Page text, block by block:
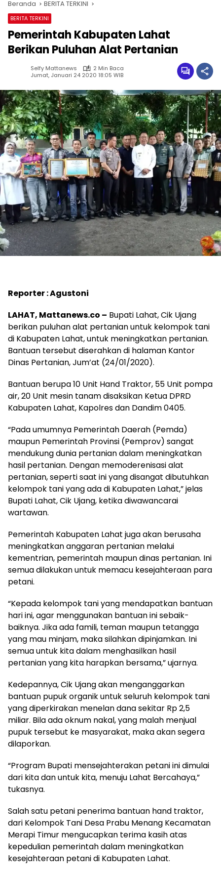
Beranda BERITA TERKINI
BERITA TERKINI
Pemerintah Kabupaten Lahat
Berikan Puluhan Alat Pertanian
Selfy Mattanews
2 Min Baca
Jumat, Januari 24 2020 18:05 WIB
Reporter : Agustoni
LAHAT, Mattanews.co – Bupati Lahat, Cik Ujang
berikan puluhan alat pertanian untuk kelompok tani
di Kabupaten Lahat, untuk meningkatkan pertanian.
Bantuan tersebut diserahkan di halaman Kantor
Dinas Pertanian, Jum’at (24/01/2020).
Bantuan berupa 10 Unit Hand Traktor, 55 Unit pompa
air, 20 Unit mesin tanam disaksikan Ketua DPRD
Kabupaten Lahat, Kapolres dan Dandim 0405.
“Pada umumnya Pemerintah Daerah (Pemda)
maupun Pemerintah Provinsi (Pemprov) sangat
mendukung dunia pertanian dalam meningkatkan
hasil pertanian. Dengan memoderenisasi alat
pertanian, seperti saat ini yang disangat dibutuhkan
kelompok tani yang ada di Kabupaten Lahat,” jelas
Bupati Lahat, Cik Ujang, ketika diwawancarai
wartawan.
Pemerintah Kabupaten Lahat juga akan berusaha
meningkatkan anggaran pertanian melalui
kementrian, pemerintah maupun dinas pertanian. Ini
semua dilakukan untuk memacu kesejahteraan para
petani.
“Kepada kelompok tani yang mendapatkan bantuan
hari ini, agar menggunakan bantuan ini sebaik-
baiknya. Jika ada famili, teman maupun tetangga
yang mau minjam, maka silahkan dipinjamkan. Ini
semua untuk kita dalam menghasilkan hasil
pertanian yang kita harapkan bersama,” ujarnya.
Kedepannya, Cik Ujang akan menganggarkan
bantuan pupuk organik untuk seluruh kelompok tani
yang diperkirakan menelan dana sekitar Rp 2,5
miliar. Bila ada oknum nakal, yang malah menjual
pupuk tersebut ke masyarakat, maka akan segera
dilaporkan.
“Program Bupati mensejahterakan petani ini dimulai
dari kita dan untuk kita, menuju Lahat Bercahaya,”
tukasnya.
Salah satu petani penerima bantuan hand traktor,
dari Kelompok Tani Desa Prabu Menang Kecamatan
Merapi Timur mengucapkan terima kasih atas
kepedulian pemerintah dalam meningkatkan
kesejahteraan petani di Kabupaten Lahat.